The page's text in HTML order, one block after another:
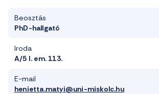
Beosztás
PhD-hallgató
Iroda
A/5 I. em. 113.
E-mail
henietta.matyi@uni-miskolc.hu